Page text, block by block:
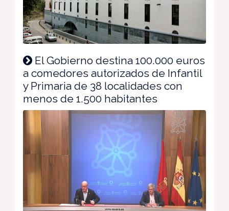
El Gobierno destina 100.000 euros
a comedores autorizados de Infantil
y Primaria de 38 localidades con
menos de 1.500 habitantes